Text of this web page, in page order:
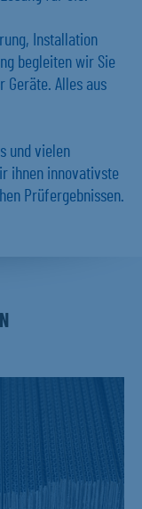
Installation
begleiten wir Sie
Geräte. Alles aus
und vielen
ihnen innovativste
Prüfergebnissen.